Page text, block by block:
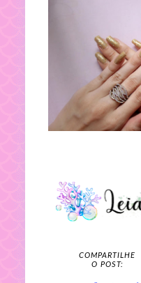
COMPARTILHE
O POST: